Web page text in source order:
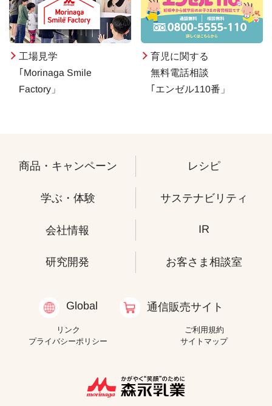
工場見学
｢Morinaga Smile
Factory」
育児に関する
無料電話相談
｢エンゼル110番」
商品・キャンペーン レシピ
学ぶ・体験 サステナビリティ
会社情報 IR
研究開発 お客さま相談室
Global 通信販売サイト
リンク
ご利用規約
プライバシーポリシー
サイトマップ